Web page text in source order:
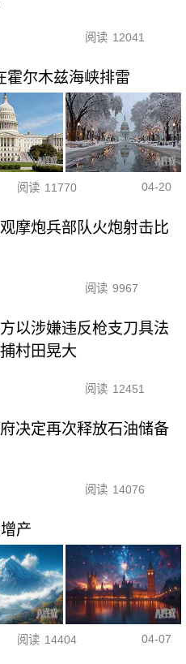
阅读 12041
霍尔木兹海峡排雷
阅读 11770 04-20
摩炮兵部队火炮射击比
阅读 9967
以涉嫌违反枪支刀具法
村田晃大
阅读 12451
决定再次释放石油储备
阅读 14076
产
阅读 14404 04-07